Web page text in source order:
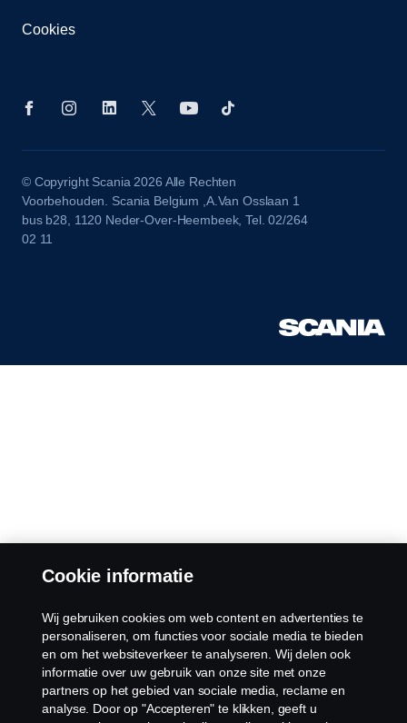
Cookies
© Copyright Scania 2026 Alle Rechten
Voorbehouden. Scania Belgium ,A.Van Osslaan 1
bus b28, 1120 Neder-Over-Heembeek, Tel. 02/264
02 11
Cookie informatie
Wij gebruiken cookies om web content en advertenties te
personaliseren, om functies voor sociale media te bieden
en om het websiteverkeer te analyseren. Wij delen ook
informatie over uw gebruik van onze site met onze
partners op het gebied van sociale media, reclame en
analyse. Door op "Accepteren" te klikken, geeft u